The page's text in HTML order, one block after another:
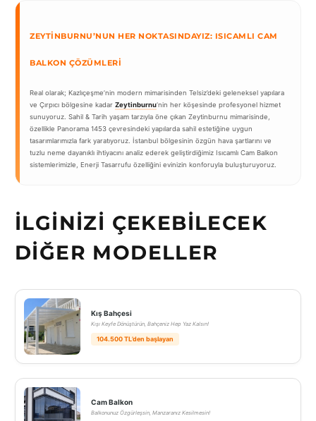
ZEYTINBURNU’NUN HER NOKTASINDAYIZ: ISICAMLI CAM
BALKON ÇÖZÜMLERI
Real olarak; Kazlıçeşme’nin modern mimarisinden Telsiz’deki geleneksel yapılara
ve Çırpıcı bölgesine kadar Zeytinburnu‘nin her köşesinde profesyonel hizmet
sunuyoruz. Sahil & Tarih yaşam tarzıyla öne çıkan Zeytinburnu mimarisinde,
özellikle Panorama 1453 çevresindeki yapılarda sahil estetiğine uygun
tasarımlarımızla fark yaratıyoruz. İstanbul bölgesinin özgün hava şartlarını ve
tuzlu neme dayanıklı ihtiyacını analiz ederek geliştirdiğimiz Isıcamlı Cam Balkon
sistemlerimizle, Enerji Tasarrufu özelliğini evinizin konforuyla buluşturuyoruz.
İLGINIZI ÇEKEBILECEK
DIĞER MODELLER
Kış Bahçesi
Kışı Keyfe Dönüştürün, Bahçeniz Hep Yaz Kalsın!
104.500 TL’den başlayan
Cam Balkon
Balkonunuz Özgürleşsin, Manzaranız Kesilmesin!